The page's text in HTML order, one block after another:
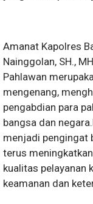
Amanat Kapolres
Nainggolan, SH.,
Pahlawan
mengenang,
pengabdian para
bangsa dan
menjadi pengingat
terus
kualitas pelayanan
keamanan dan